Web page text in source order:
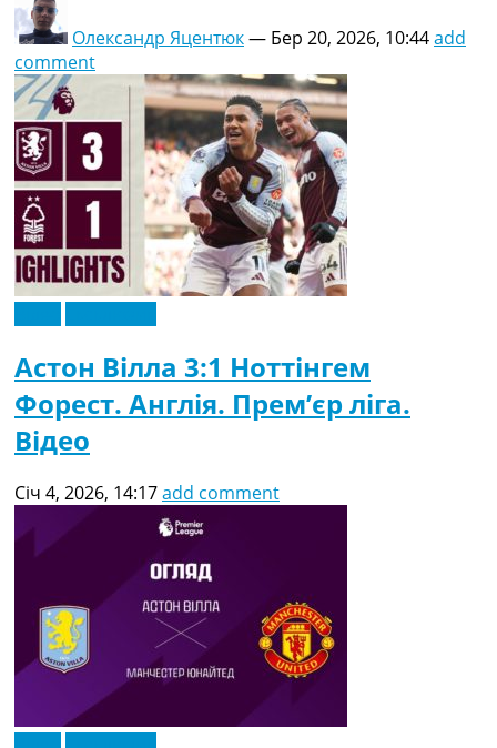
Олександр Яцентюк— Бер 20, 2026, 10:44add
comment
Астон Вілла 3:1 Ноттінгем
Форест. Англія. Прем’єр ліга.
Відео
Січ 4, 2026, 14:17add comment